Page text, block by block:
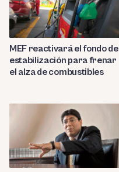
MEF reactivará el fondo de
estabilización para frenar
el alza de combustibles